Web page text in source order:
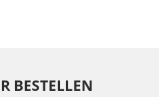
BESTELLEN